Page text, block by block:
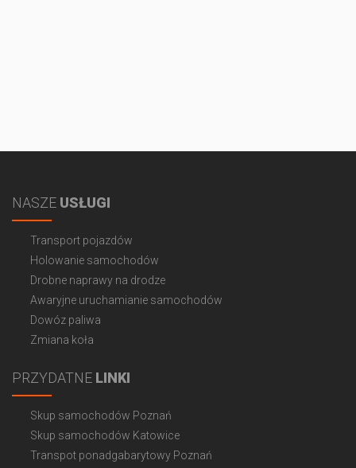
NASZE USŁUGI
Transport pojazdów
Holowanie samochodów
Drobne naprawy na drodze
Awaryjne uruchamianie samochodów
Dowóz paliwa
Zmiana koła
PRZYDATNE LINKI
Skup samochodów Poznań
Skup samochodów Katowice
Transpot ponadgabarytowy Poznań